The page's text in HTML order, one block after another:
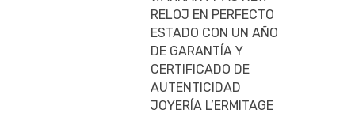
RELOJ EN PERFECTO
ESTADO CON UN AÑO
DE GARANTÍA Y
CERTIFICADO DE
AUTENTICIDAD
JOYERÍA L’ERMITAGE